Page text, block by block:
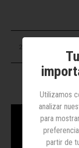
25 noviembre 2024
Utilizamos
analizar
para
partir de